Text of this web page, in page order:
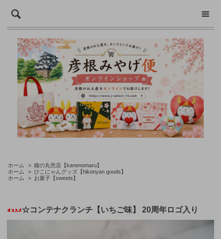
ホーム > 鐘の丸売店【kanenomaru】
ホーム
> ひこにゃんグッズ【hikonyan goods】
ホーム
> お菓子【sweets】
☆コンテナクランチ【いちご味】 20周年ロゴ入り